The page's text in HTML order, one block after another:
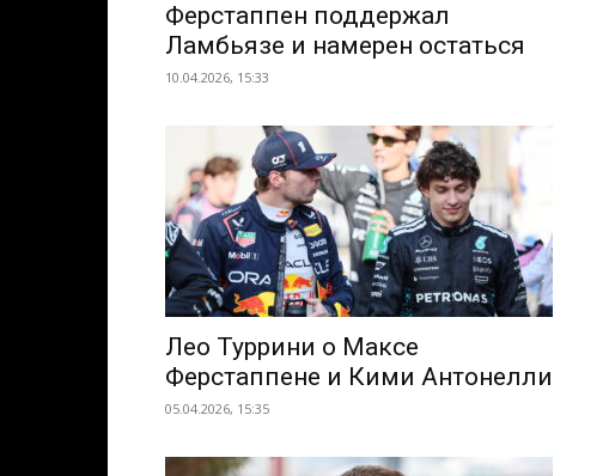
Ферстаппен поддержал
Ламбьязе и намерен остаться
10.04.2026, 15:33
Лео Туррини о Максе
Ферстаппене и Кими Антонелли
05.04.2026, 15:35